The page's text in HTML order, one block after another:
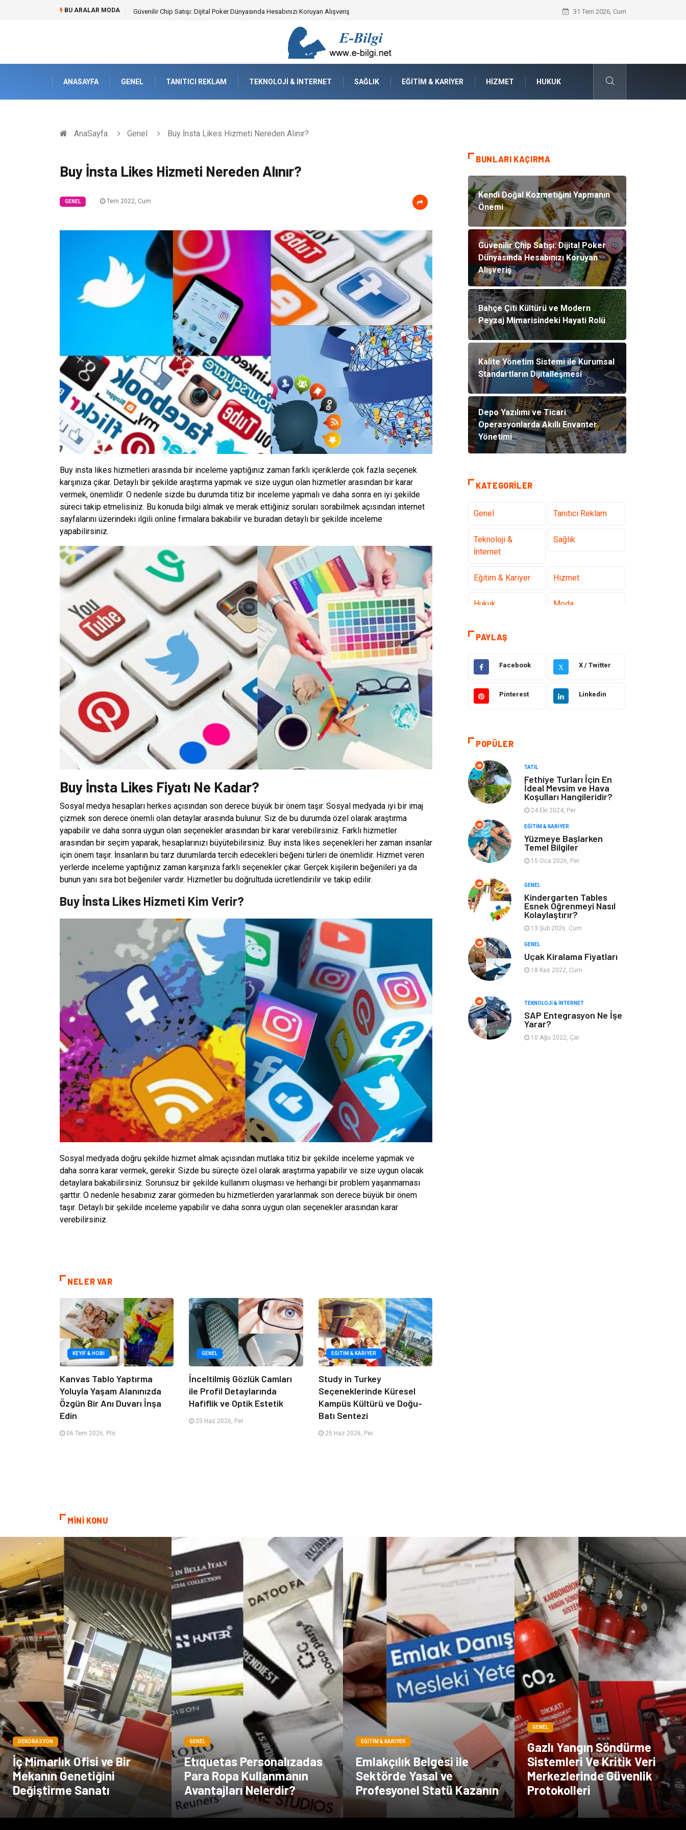
BU ARALAR MODA Bahçe Çiti Kültürü ve Modern Peyzaj Mimarisindeki Hayati Rolü Kalite Yönetim Sistemi ile Kurumsal
31 Tem 2026, Cum
ANASAYFA GENEL TANITICI REKLAM TEKNOLOJI & İNTERNET SAĞLIK EĞITIM & KARIYER HIZMET HUKUK
AnaSayfa Genel Buy İnsta Likes Hizmeti Nereden Alınır?
Buy İnsta Likes Hizmeti Nereden Alınır?
GENEL Tem 2022, Cum
Buy insta likes hizmetleri arasında bir inceleme yaptığınız zaman farklı içeriklerde çok fazla seçenek
karşınıza çıkar. Detaylı bir şekilde araştırma yapmak ve size uygun olan hizmetler arasından bir karar
vermek, önemlidir. O nedenle sizde bu durumda titiz bir inceleme yapmalı ve daha sonra en iyi şekilde
süreci takip etmelisiniz. Bu konuda bilgi almak ve merak ettiğiniz soruları sorabilmek açısından internet
sayfalarını üzerindeki ilgili online firmalara bakabilir ve buradan detaylı bir şekilde inceleme
yapabilirsiniz.
Buy İnsta Likes Fiyatı Ne Kadar?
Sosyal medya hesapları herkes açısından son derece büyük bir önem taşır. Sosyal medyada iyi bir imaj
çizmek son derece önemli olan detaylar arasında bulunur. Siz de bu durumda özel olarak araştırma
yapabilir ve daha sonra uygun olan seçenekler arasından bir karar verebilirsiniz. Farklı hizmetler
arasından bir seçim yaparak, hesaplarınızı büyütebilirsiniz. Buy insta likes seçenekleri her zaman insanlar
için önem taşır. İnsanların bu tarz durumlarda tercih edecekleri beğeni türleri de önemlidir. Hizmet veren
yerlerde inceleme yaptığınız zaman karşınıza farklı seçenekler çıkar. Gerçek kişilerin beğenileri ya da
bunun yanı sıra bot beğeniler vardır. Hizmetler bu doğrultuda ücretlendirilir ve takip edilir.
Buy İnsta Likes Hizmeti Kim Verir?
Sosyal medyada doğru şekilde hizmet almak açısından mutlaka titiz bir şekilde inceleme yapmak ve
daha sonra karar vermek, gerekir. Sizde bu süreçte özel olarak araştırma yapabilir ve size uygun olacak
detaylara bakabilirsiniz. Sorunsuz bir şekilde kullanım oluşması ve herhangi bir problem yaşanmaması
şarttır. O nedenle hesabınız zarar görmeden bu hizmetlerden yararlanmak son derece büyük bir önem
taşır. Detaylı bir şekilde inceleme yapabilir ve daha sonra uygun olan seçenekler arasından karar
verebilirsiniz.
NELER VAR
KEYIF & HOBI
Kanvas Tablo Yaptırma
Yoluyla Yaşam Alanınızda
Özgün Bir Anı Duvarı İnşa
Edin
06 Tem 2026, Pts
GENEL
İnceltilmiş Gözlük Camları
ile Profil Detaylarında
Hafiflik ve Optik Estetik
25 Haz 2026, Per
EĞITIM & KARIYER
Study in Turkey
Seçeneklerinde Küresel
Kampüs Kültürü ve Doğu-
Batı Sentezi
25 Haz 2026, Per
BUNLARI KAÇIRMA
Kendi Doğal Kozmetiğini Yapmanın
Önemi
Güvenilir Chip Satışı: Dijital Poker
Dünyasında Hesabınızı Koruyan
Alışveriş
Bahçe Çiti Kültürü ve Modern
Peyzaj Mimarisindeki Hayati Rolü
Kalite Yönetim Sistemi ile Kurumsal
Standartların Dijitalleşmesi
Depo Yazılımı ve Ticari
Operasyonlarda Akıllı Envanter
Yönetimi
KATEGORILER
Genel Tanıtıcı Reklam
Teknoloji &
İnternet
Sağlık
Eğitim & Kariyer Hizmet
Hukuk Moda
Gündem
Genel Kültür
Metal Evlilik Rehberi
Finans & Ekonomi
Yeme & İçme Anne & Çocuk
Ev İşleri Gayrimenkul
Organizasyon
Astroloji Aksesuar
Mobilya
Bebek Giyim saç dökülmesi
saç bakımı
kozmetiğin püf
noktaları
Spor Malzemeleri
PAYLAŞ
Facebook X X / Twitter
Pinterest Linkedin
POPÜLER
TATIL
Fethiye Turları İçin En
İdeal Mevsim ve Hava
Koşulları Hangileridir?
24 Eki 2024, Per
EĞITIM & KARIYER
Yüzmeye Başlarken
Temel Bilgiler
15 Oca 2026, Per
GENEL
Kindergarten Tables
Esnek Öğrenmeyi Nasıl
Kolaylaştırır?
13 Şub 2026, Cum
GENEL
Uçak Kiralama Fiyatları
18 Kas 2022, Cum
TEKNOLOJI & İNTERNET
SAP Entegrasyon Ne İşe
Yarar?
10 Ağu 2022, Çar
MİNİ KONU
DEKORASYON
İç Mimarlık Ofisi ve Bir
Mekanın Genetiğini
Değiştirme Sanatı
GENEL
Etıquetas Personalızadas
Para Ropa Kullanmanın
Avantajları Nelerdir?
EĞITIM & KARIYER
Emlakçılık Belgesi ile
Sektörde Yasal ve
Profesyonel Statü Kazanın
GENEL
Gazlı Yangın Söndürme
Sistemleri Ve Kritik Veri
Merkezlerinde Güvenlik
Protokolleri